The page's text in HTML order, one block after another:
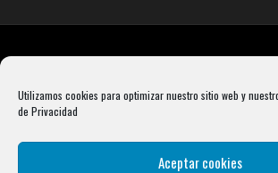
Utilizamos cookies para optimizar nuestro sitio web y
de Privacidad
Aceptar cookies